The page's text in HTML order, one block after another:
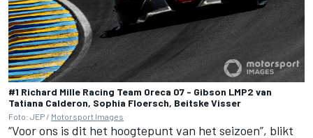
#1 Richard Mille Racing Team Oreca 07 - Gibson LMP2 van
Tatiana Calderon, Sophia Floersch, Beitske Visser
Foto: JEP / Motorsport Images
“Voor ons is dit het hoogtepunt van het seizoen”, blikt